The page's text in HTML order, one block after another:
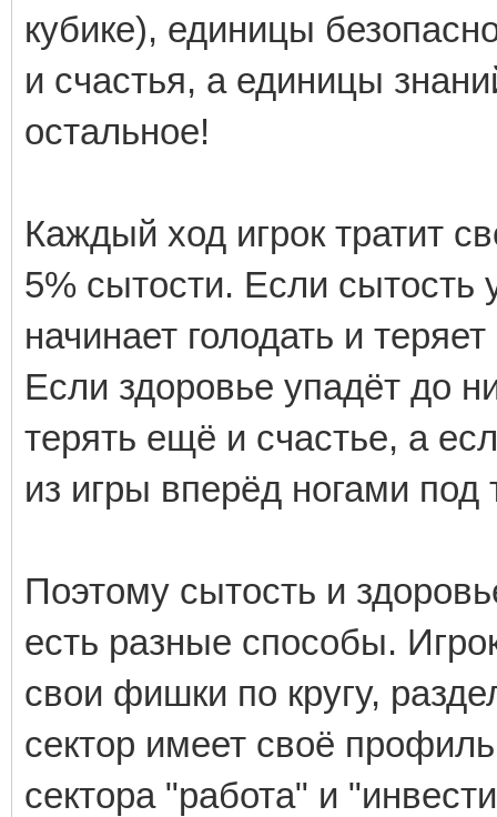
кубике), единицы
и счастья, а единицы
остальное!
Каждый ход игрок тратит
5% сытости. Если сытость
начинает голодать и
Если здоровье упадёт до
терять ещё и счастье, а
из игры вперёд ногами
Поэтому сытость и
есть разные способы.
свои фишки по кругу,
сектор имеет своё
сектора "работа" и